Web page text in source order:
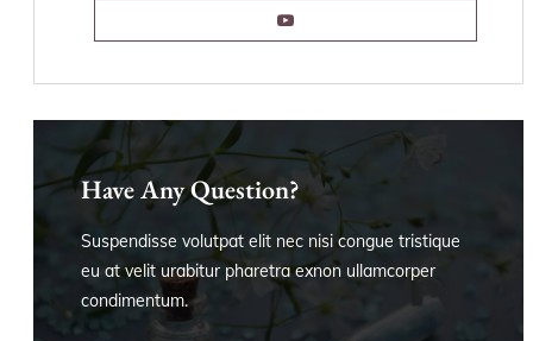
Have Any Question?
Suspendisse volutpat elit nec nisi congue tristique
eu at velit urabitur pharetra exnon ullamcorper
condimentum.